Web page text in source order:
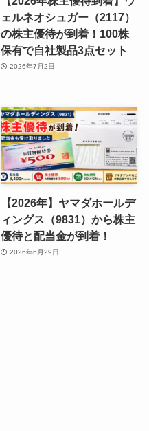
ェルネオシュガー（2117）
の株主優待が到着！100株
保有で自社製品3点セット
2026年7月2日
【2026年】ヤマダホールデ
ィングス（9831）から株主
優待と配当金が到着！
2026年6月29日